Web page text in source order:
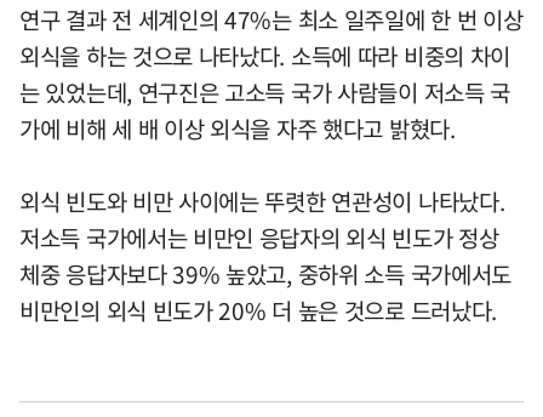
연구 결과 전 세계인의 47%는 최소 일주일에 한 번 이상
외식을 하는 것으로 나타났다. 소득에 따라 비중의 차이
는 있었는데, 연구진은 고소득 국가 사람들이 저소득 국
가에 비해 세 배 이상 외식을 자주 했다고 밝혔다.
외식 빈도와 비만 사이에는 뚜렷한 연관성이 나타났다.
저소득 국가에서는 비만인 응답자의 외식 빈도가 정상
체중 응답자보다 39% 높았고, 중하위 소득 국가에서도
비만인의 외식 빈도가 20% 더 높은 것으로 드러났다.